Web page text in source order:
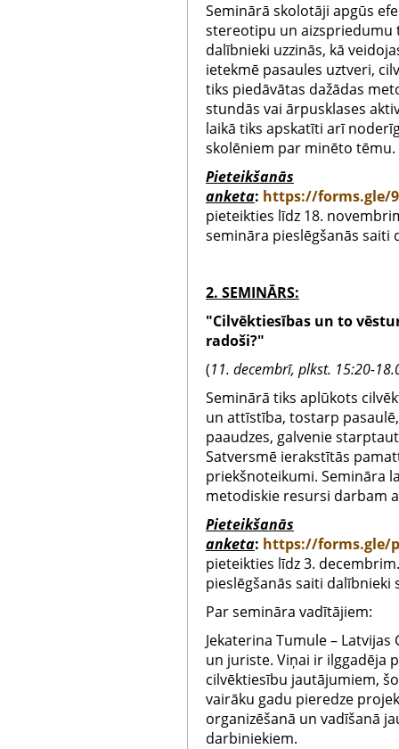
Seminārā skolotāji apgūs
stereotipu un aizspriedumu
dalībnieki uzzinās, kā
ietekmē pasaules uztveri,
tiks piedāvātas dažādas
stundās vai ārpusklases
laikā tiks apskatīti arī
skolēniem par minēto tēmu.
Pieteikšanās
anketa: https://forms.gle/
pieteikties līdz 18.
semināra pieslēgšanās saiti
2. SEMINĀRS:
"Cilvēktiesības un to
radoši?"
(11. decembrī, plkst. 15:20-
Seminārā tiks aplūkots
un attīstība, tostarp
paaudzes, galvenie
Satversmē ierakstītās
priekšnoteikumi. Semināra
metodiskie resursi darbam
Pieteikšanās
anketa: https://forms.gle/
pieteikties līdz 3.
pieslēgšanās saiti dalībnieki
Par semināra vadītājiem:
Jekaterina Tumule –
un juriste. Viņai ir ilggadēja
cilvēktiesību jautājumiem,
vairāku gadu pieredze
organizēšanā un vadīšanā
darbiniekiem.